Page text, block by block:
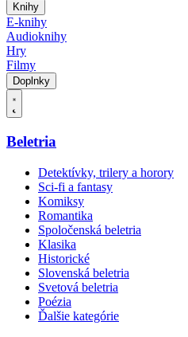
Knihy
E-knihy
Audioknihy
Hry
Filmy
Doplnky
Beletria
Detektívky, trilery a horory
Sci-fi a fantasy
Komiksy
Romantika
Spoločenská beletria
Klasika
Historické
Slovenská beletria
Svetová beletria
Poézia
Ďalšie kategórie